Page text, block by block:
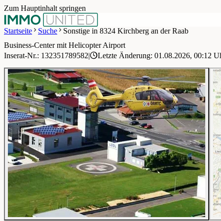
Zum Hauptinhalt springen
Startseite
Suche Sonstige in 8324 Kirchberg an der Raab
1 / 12
Business-Center mit Helicopter Airport
Inserat-Nr.: 132351789582| Letzte Änderung: 01.08.2026, 00:12